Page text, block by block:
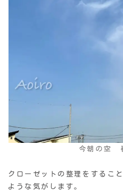
今朝の空
クローゼットの整理をするこ
ような気がします。